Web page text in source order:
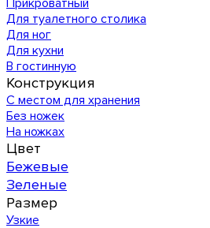
Прикроватный
Для туалетного столика
Для ног
Для кухни
В гостинную
Конструкция
С местом для хранения
Без ножек
На ножках
Цвет
Бежевые
Зеленые
Размер
Узкие